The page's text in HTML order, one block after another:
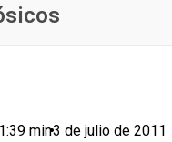
min•3 de julio de 2011